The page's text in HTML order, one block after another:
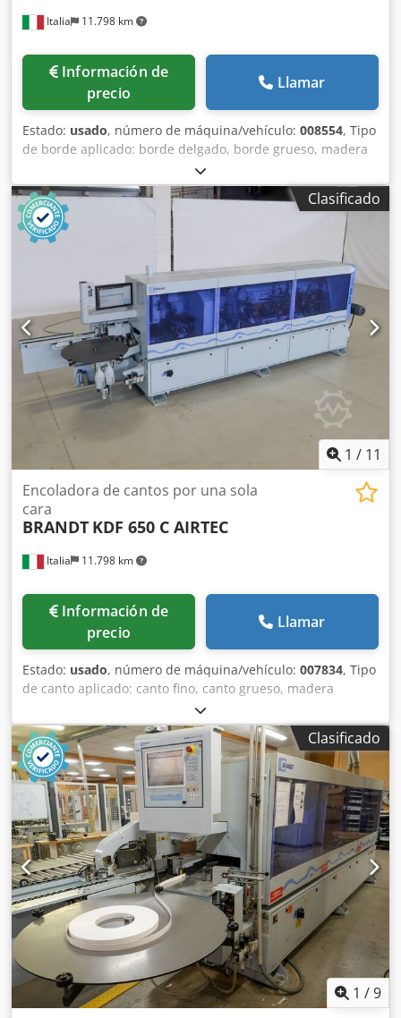
Italia 11.798 km
Información de
precio
Llamar
Estado: usado, número de máquina/vehículo: 008554, Tipo
de borde aplicado: borde delgado, borde grueso, madera
maciza. Sistema de encolado: EVA. Fresado para
ensamblaje: sí. Unidad multifuncional: sí. Velocidad
máxima de avance: 16 m/min. Dedpfx Aszg D Ezjkbekr
Grosor máximo de la placa: 60 mm. Unidades de trabajo: 8
unidades.
Clasificado
1 / 11
Italia 11.798 km
Encoladora de cantos por una sola
cara
BRANDT KDF 650 C AIRTEC
Información de
precio
Llamar
Estado: usado, número de máquina/vehículo: 007834, Tipo
de canto aplicado: canto fino, canto grueso, madera
maciza Sistema de encolado: EVA, aire caliente Fresado
previo: sí Unidad multifunción: sí Velocidad máxima de
avance: 18 m/min Dksdpfxov Sf I Ee Akbor Espesor máximo
del panel: 60 mm Unidades de trabajo: 8 uds.
Clasificado
1 /9